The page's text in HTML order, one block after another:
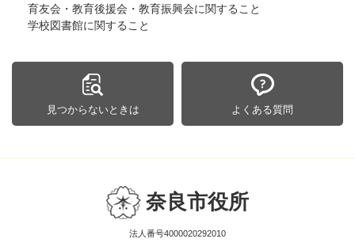
育友会・教育後援会・教育振興会に関すること
学校図書館に関すること
見つからないときは よくある質問
奈良市役所
法人番号4000020292010